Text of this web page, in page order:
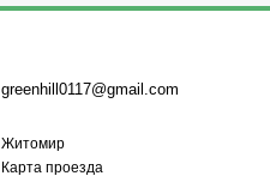
greenhill0117@gmail.com
Житомир
Карта проезда